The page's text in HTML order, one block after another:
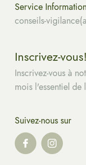
Service
conseils-
Inscrivez-vous!
Inscrivez-vous à
mois l'essentiel de
Suivez-nous sur